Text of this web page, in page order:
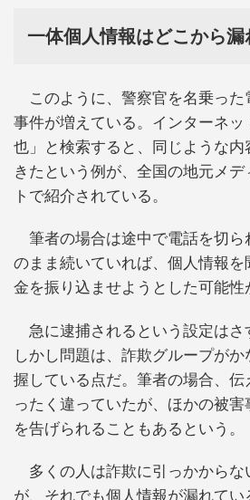
一体個人情報はどこから漏
このように、警察官を名乗った
事件が増えている。インターネ
也」と検索すると、同じような内
きたという例が、全国の地元メデ
トで紹介されている。
筆者の場合は途中で電話を切ら
のまま続いていれば、個人情報を
金を振り込ませようとした可能性
急に逮捕されるという設定はさ
しかし問題は、詐欺グループが
握している点だ。筆者の場合、伝
ったく違っていたが、ほかの被
を告げられることもあるという。
多くの人は詐欺に引っかからな
が、それでも個人情報が漏れてい